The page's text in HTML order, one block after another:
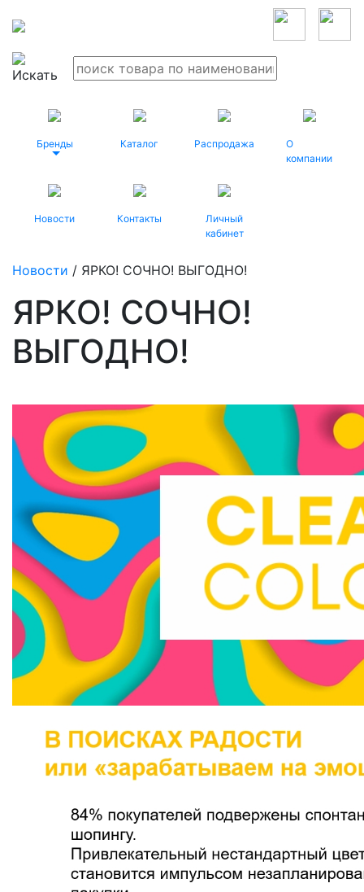
Бренды Каталог Распродажа
О
компании
Новости Контакты
Личный
кабинет
Новости / ЯРКО! СОЧНО! ВЫГОДНО!
ЯРКО! СОЧНО!
ВЫГОДНО!